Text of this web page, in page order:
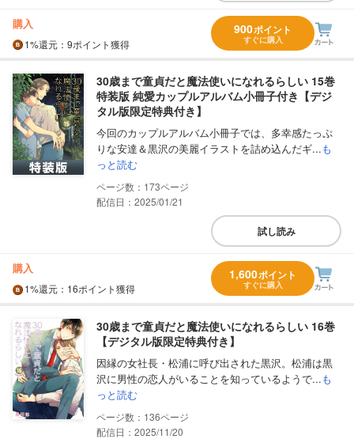
購入
1%還元 ：9ポイント獲得
900ポイント
すぐに購入
30歳まで童貞だと魔法使いになれるらしい 15巻
特装版 純愛カップルアルバム小冊子付き【デジ
タル版限定特典付き】
今回のカップルアルバム小冊子では、多幸感たっぷ
りな安達＆黒沢の美麗イラストを詰め込んだギ...も
っと読む
173
配信日：2025/01/21
試し読み
購入
1%還元 ：16ポイント獲得
1,600ポイント
すぐに購入
30歳まで童貞だと魔法使いになれるらしい 16巻
【デジタル版限定特典付き】
因縁の女社長・松浦に呼び出された黒沢。松浦は黒
沢に男性の恋人がいることを知っているようで...も
っと読む
136
配信日：2025/11/20